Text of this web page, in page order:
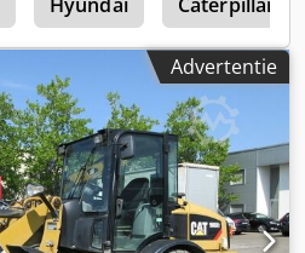
Advertentie